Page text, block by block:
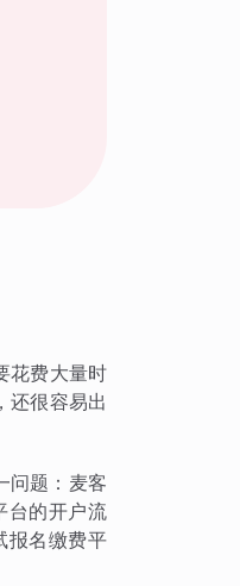
花费大量时
还很容易出
问题：麦客
台的开户流
报名缴费平